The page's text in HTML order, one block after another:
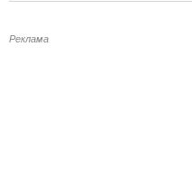
Реклама